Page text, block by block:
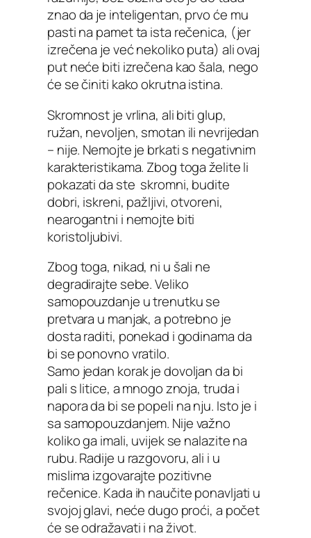
znao da je inteligentan, prvo će mu
pasti na pamet ta ista rečenica, (jer
izrečena je već nekoliko puta) ali ovaj
put neće biti izrečena kao šala, nego
će se činiti kako okrutna istina.
Skromnost je vrlina, ali biti glup,
ružan, nevoljen, smotan ili nevrijedan
– nije. Nemojte je brkati s negativnim
karakteristikama. Zbog toga želite li
pokazati da ste skromni, budite
dobri, iskreni, pažljivi, otvoreni,
nearogantni i nemojte biti
koristoljubivi.
Zbog toga, nikad, ni u šali ne
degradirajte sebe. Veliko
samopouzdanje u trenutku se
pretvara u manjak, a potrebno je
dosta raditi, ponekad i godinama da
bi se ponovno vratilo.
Samo jedan korak je dovoljan da bi
pali s litice, a mnogo znoja, truda i
napora da bi se popeli na nju. Isto je i
sa samopouzdanjem. Nije važno
koliko ga imali, uvijek se nalazite na
rubu. Radije u razgovoru, ali i u
mislima izgovarajte pozitivne
rečenice. Kada ih naučite ponavljati u
svojoj glavi, neće dugo proći, a počet
će se odražavati i na život.